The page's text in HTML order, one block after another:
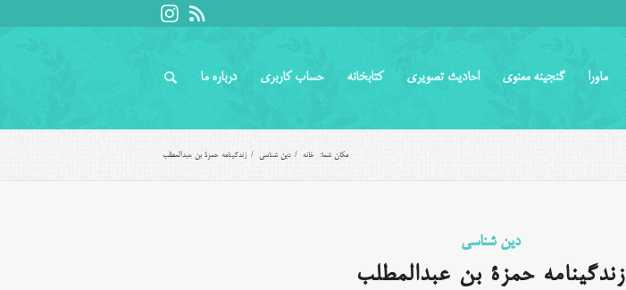
ماورا گنجینه معنوی احادیث تصویری کتابخانه حساب کاربری درباره ما
مکان شما: خانه / دین شناسی / زندگینامه حمزة بن عبدالمطلب
دین شناسی
زندگینامه حمزة بن عبدالمطلب